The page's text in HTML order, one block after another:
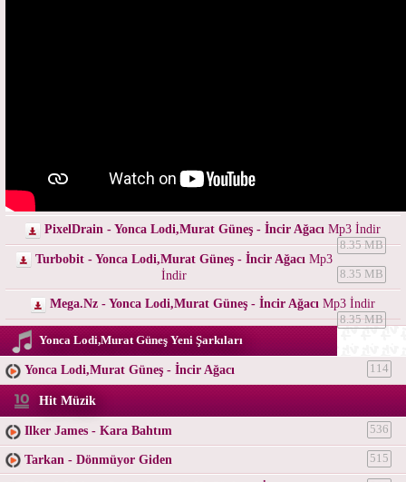
PixelDrain - Yonca Lodi,Murat Güneş - İncir Ağacı Mp3 İndir
8.35 MB
Turbobit - Yonca Lodi,Murat Güneş - İncir Ağacı Mp3
İndir
8.35 MB
Mega.Nz - Yonca Lodi,Murat Güneş - İncir Ağacı Mp3 İndir
8.35 MB
Yonca Lodi,Murat Güneş Yeni Şarkıları
Yonca Lodi,Murat Güneş - İncir Ağacı 114
Hit Müzik
Ilker James - Kara Bahtım 536
Tarkan - Dönmüyor Giden 515